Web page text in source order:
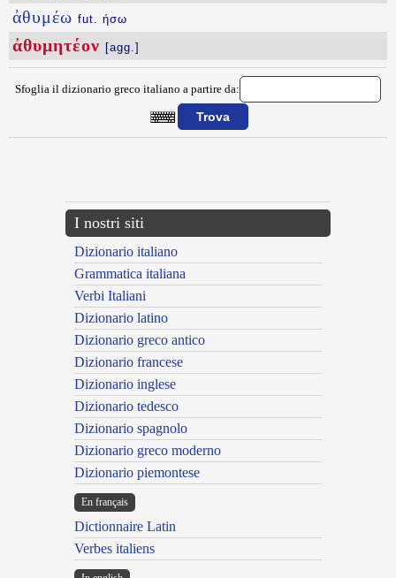
ἀθυμέω fut. ήσω
ἀθυμητέον [agg.]
Sfoglia il dizionario greco italiano a partire da:
I nostri siti
Dizionario italiano
Grammatica italiana
Verbi Italiani
Dizionario latino
Dizionario greco antico
Dizionario francese
Dizionario inglese
Dizionario tedesco
Dizionario spagnolo
Dizionario greco moderno
Dizionario piemontese
En français
Dictionnaire Latin
Verbes italiens